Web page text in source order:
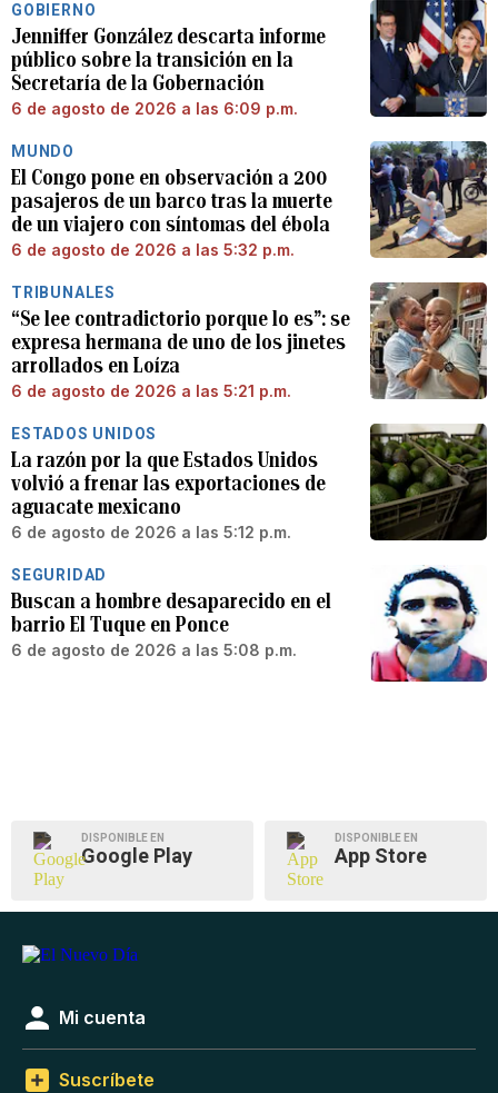
GOBIERNO
Jenniffer González descarta informe
público sobre la transición en la
Secretaría de la Gobernación
6 de agosto de 2026 a las 6:09 p.m.
MUNDO
El Congo pone en observación a 200
pasajeros de un barco tras la muerte
de un viajero con síntomas del ébola
6 de agosto de 2026 a las 5:32 p.m.
TRIBUNALES
“Se lee contradictorio porque lo es”: se
expresa hermana de uno de los jinetes
arrollados en Loíza
6 de agosto de 2026 a las 5:21 p.m.
ESTADOS UNIDOS
La razón por la que Estados Unidos
volvió a frenar las exportaciones de
aguacate mexicano
6 de agosto de 2026 a las 5:12 p.m.
SEGURIDAD
Buscan a hombre desaparecido en el
barrio El Tuque en Ponce
6 de agosto de 2026 a las 5:08 p.m.
DISPONIBLE EN
Google Play
DISPONIBLE EN
App Store
Mi cuenta
Suscríbete